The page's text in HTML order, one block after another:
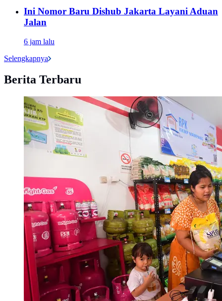
Ini Nomor Baru Dishub Jakarta Layani Aduan
Jalan
6 jam lalu
Selengkapnya
Berita Terbaru